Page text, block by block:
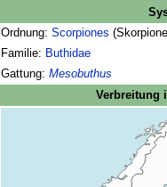
Ordnung: Scorpiones
Familie: Buthidae
Gattung: Mesobuthus
Verbreitung